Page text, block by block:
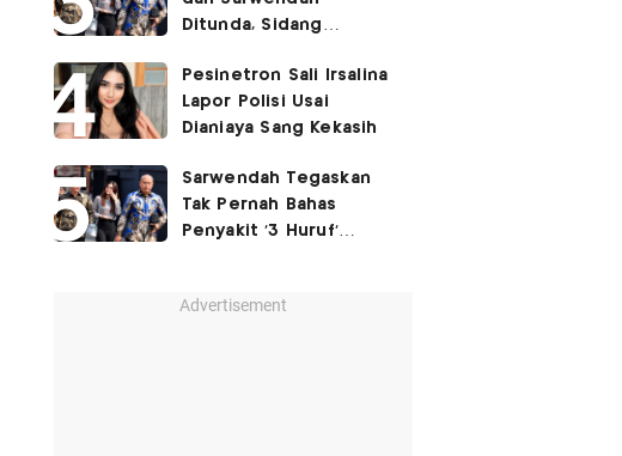
Ditunda, Sidang
Pesinetron Sali Irsalina
Lapor Polisi Usai
Dianiaya Sang Kekasih
Sarwendah Tegaskan
Tak Pernah Bahas
Penyakit '3 Huruf'
Advertisement